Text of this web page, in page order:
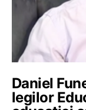
Daniel
legilor